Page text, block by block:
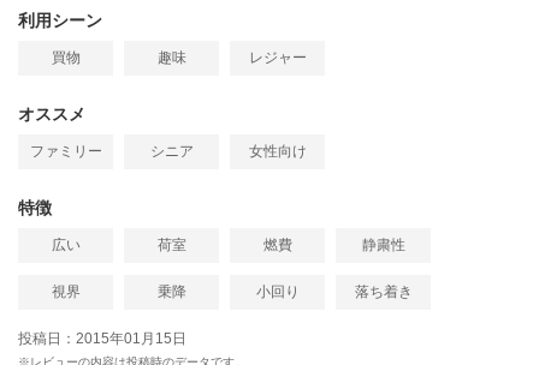
利用シーン
買物 趣味 レジャー
オススメ
ファミリー シニア 女性向け
特徴
広い 荷室 燃費 静粛性
視界 乗降 小回り 落ち着き
投稿日：2015年01月15日
※レビューの内容は投稿時のデータです。